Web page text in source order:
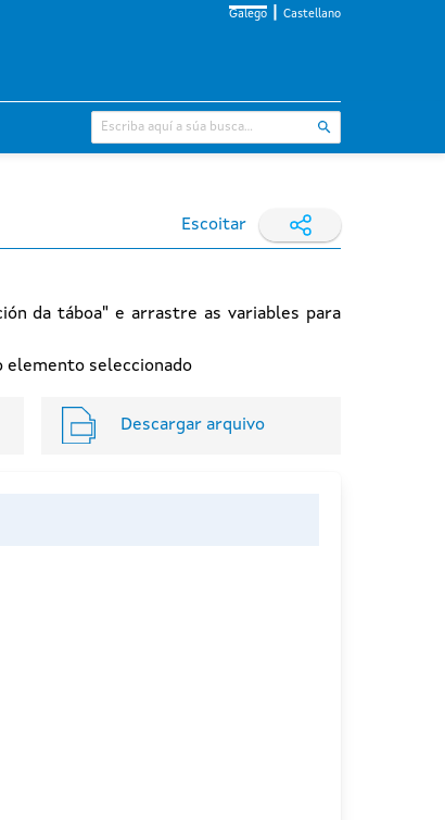
Galego Castellano
Escoitar
da táboa" e arrastre as variables para
elemento seleccionado
Descargar arquivo